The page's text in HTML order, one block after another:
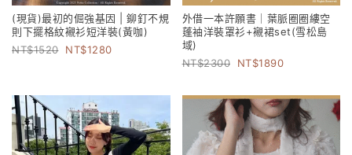
(現貨)最初的倔強基因 | 鉚釘不規
則下擺格紋襯衫短洋裝(黃咖)
1520
1280
外借一本許願書｜葉脈圈圈縷空
蓬袖洋裝罩衫+襯裙set(雪松島
域)
2300
1890